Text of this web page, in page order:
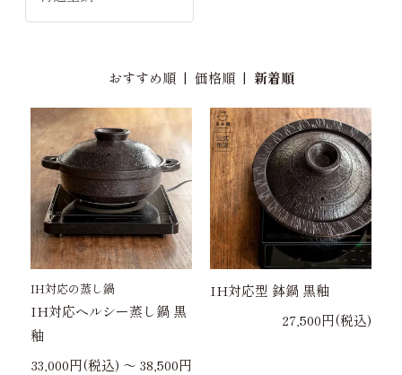
おすすめ順| 価格順| 新着順
IH対応の蒸し鍋
IH対応ヘルシー蒸し鍋 黒
釉
33,000円(税込) 〜 38,500円
IH対応型 鉢鍋 黒釉
27,500円(税込)